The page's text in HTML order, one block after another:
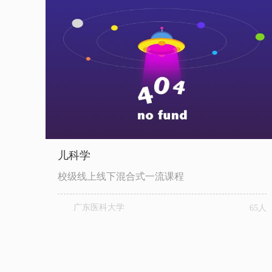
儿科学
校级线上线下混合式一流课程
广东医科大学 65人